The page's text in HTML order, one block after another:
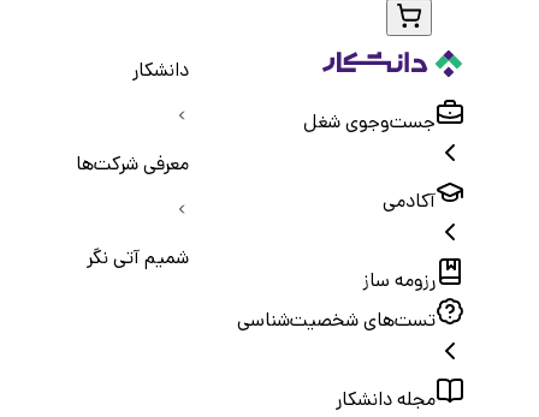
جست‌و‌جوی شغل
آکادمی
رزومه ساز
تست‌های شخصیت‌شناسی
مجله دانشکار
دانشکار
معرفی شرکت‌ها
شمیم آتی نگر